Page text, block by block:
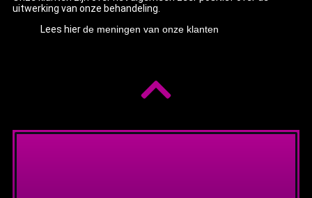
uitwerking van onze behandeling.
Lees hierde meningen van onze klanten